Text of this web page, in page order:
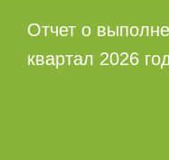
Отчет о
квартал 2026